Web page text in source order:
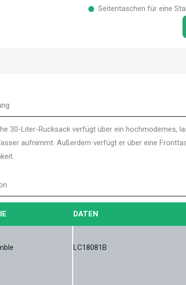
Seitentaschen für eine
30-Liter-Rucksack verfügt über ein hochmodernes,
aufnimmt. Außerdem verfügt er über eine
DATEN
LC18081B